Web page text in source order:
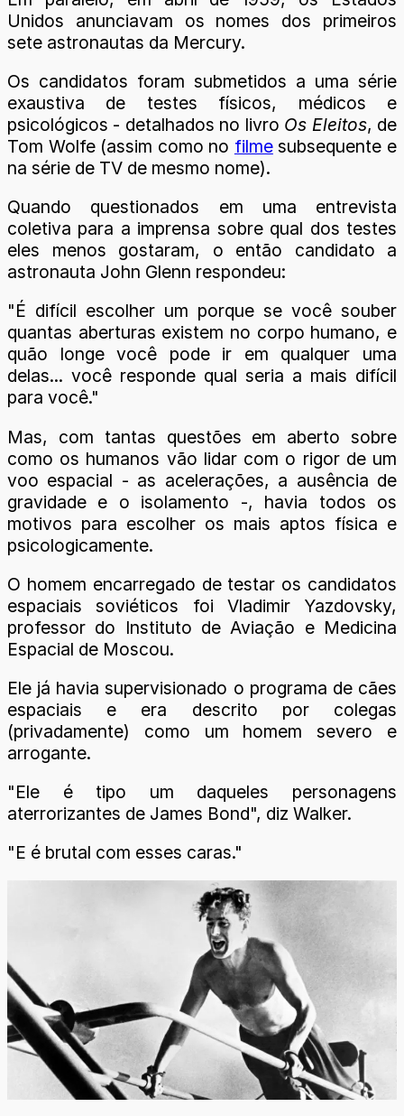
Unidos anunciavam os nomes dos primeiros
sete astronautas da Mercury.
Os candidatos foram submetidos a uma série
exaustiva de testes físicos, médicos e
psicológicos - detalhados no livro Os Eleitos, de
Tom Wolfe (assim como no filmesubsequente e
na série de TV de mesmo nome).
Quando questionados em uma entrevista
coletiva para a imprensa sobre qual dos testes
eles menos gostaram, o então candidato a
astronauta John Glenn respondeu:
"É difícil escolher um porque se você souber
quantas aberturas existem no corpo humano, e
quão longe você pode ir em qualquer uma
delas... você responde qual seria a mais difícil
para você."
Mas, com tantas questões em aberto sobre
como os humanos vão lidar com o rigor de um
voo espacial - as acelerações, a ausência de
gravidade e o isolamento -, havia todos os
motivos para escolher os mais aptos física e
psicologicamente.
O homem encarregado de testar os candidatos
espaciais soviéticos foi Vladimir Yazdovsky,
professor do Instituto de Aviação e Medicina
Espacial de Moscou.
Ele já havia supervisionado o programa de cães
espaciais e era descrito por colegas
(privadamente) como um homem severo e
arrogante.
"Ele é tipo um daqueles personagens
aterrorizantes de James Bond", diz Walker.
"E é brutal com esses caras."